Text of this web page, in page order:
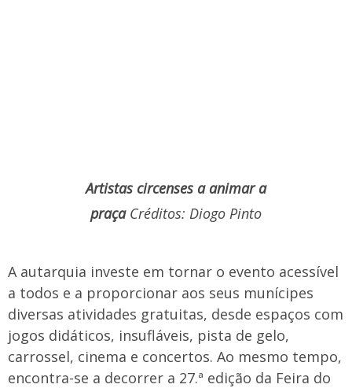
Artistas circenses a animar a
praçaCréditos: Diogo Pinto
A autarquia investe em tornar o evento acessível
a todos e a proporcionar aos seus munícipes
diversas atividades gratuitas, desde espaços com
jogos didáticos, insufláveis, pista de gelo,
carrossel, cinema e concertos. Ao mesmo tempo,
encontra-se a decorrer a 27.ª edição da Feira do